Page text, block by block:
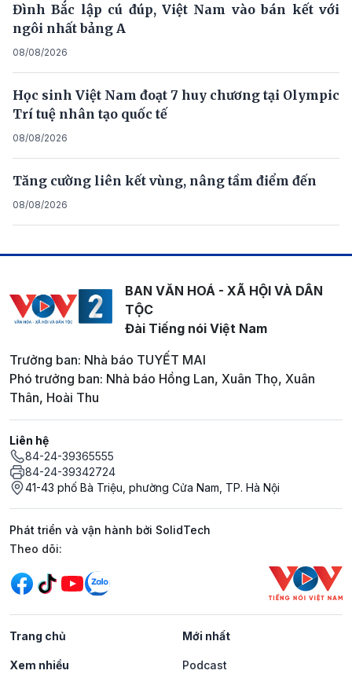
Đình Bắc lập cú đúp, Việt Nam vào bán kết với
ngôi nhất bảng A
08/08/2026
Học sinh Việt Nam đoạt 7 huy chương tại Olympic
Trí tuệ nhân tạo quốc tế
08/08/2026
Tăng cường liên kết vùng, nâng tầm điểm đến
08/08/2026
BAN VĂN HOÁ - XÃ HỘI VÀ DÂN
TỘC
Đài Tiếng nói Việt Nam
Trưởng ban: Nhà báo TUYẾT MAI
Phó trưởng ban: Nhà báo Hồng Lan, Xuân Thọ, Xuân
Thân, Hoài Thu
Liên hệ
84-24-39365555
84-24-39342724
41-43 phố Bà Triệu, phường Cửa Nam, TP. Hà Nội
Phát triển và vận hành bởi SolidTech
Mạng xã hội
Theo dõi:
Trang chủ Mới nhất
Xem nhiều Podcast